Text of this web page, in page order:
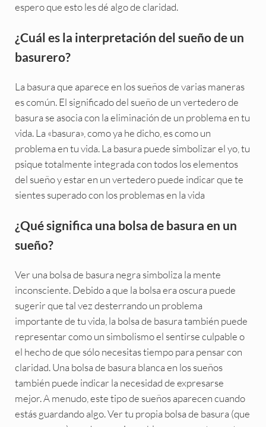
espero que esto les dé algo de claridad.
¿Cuál es la interpretación del sueño de un
basurero?
La basura que aparece en los sueños de varias maneras
es común. El significado del sueño de un vertedero de
basura se asocia con la eliminación de un problema en tu
vida. La «basura», como ya he dicho, es como un
problema en tu vida. La basura puede simbolizar el yo, tu
psique totalmente integrada con todos los elementos
del sueño y estar en un vertedero puede indicar que te
sientes superado con los problemas en la vida
¿Qué significa una bolsa de basura en un
sueño?
Ver una bolsa de basura negra simboliza la mente
inconsciente. Debido a que la bolsa era oscura puede
sugerir que tal vez desterrando un problema
importante de tu vida, la bolsa de basura también puede
representar como un simbolismo el sentirse culpable o
el hecho de que sólo necesitas tiempo para pensar con
claridad. Una bolsa de basura blanca en los sueños
también puede indicar la necesidad de expresarse
mejor. A menudo, este tipo de sueños aparecen cuando
estás guardando algo. Ver tu propia bolsa de basura (que